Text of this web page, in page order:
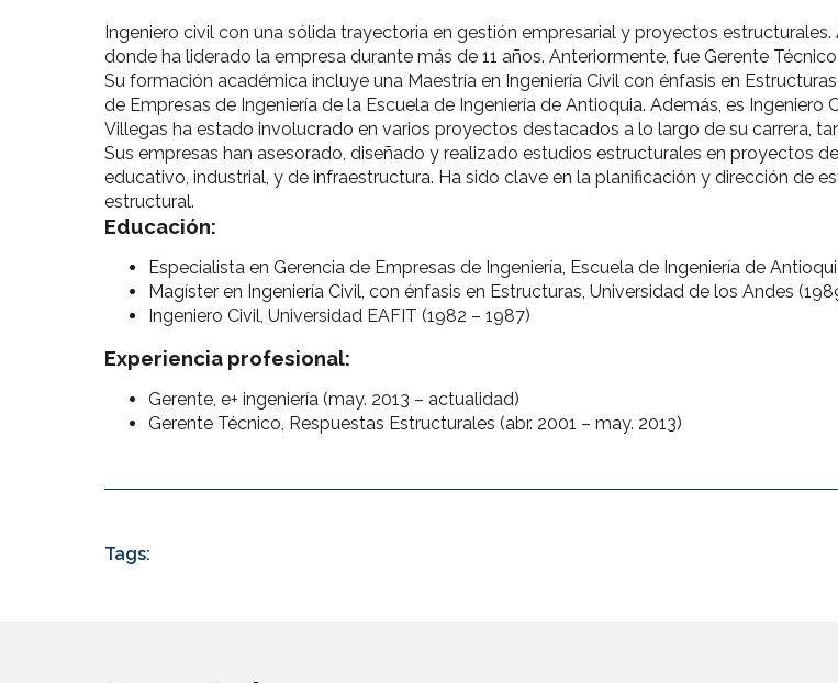
Ingeniero civil con una sólida trayectoria en gestión empresarial y proyectos
donde ha liderado la empresa durante más de 11 años. Anteriormente, fue Gerente
Su formación académica incluye una Maestría en Ingeniería Civil con énfasis en
de Empresas de Ingeniería de la Escuela de Ingeniería de Antioquia. Además, es Ingeniero
Villegas ha estado involucrado en varios proyectos destacados a lo largo de su carrera,
Sus empresas han asesorado, diseñado y realizado estudios estructurales en proyectos
educativo, industrial, y de infraestructura. Ha sido clave en la planificación y dirección de
estructural.
Educación:
Especialista en Gerencia de Empresas de Ingeniería, Escuela de Ingeniería de
Magíster en Ingeniería Civil, con énfasis en Estructuras, Universidad de los Andes
Ingeniero Civil, Universidad EAFIT (1982 – 1987)
Experiencia profesional:
Gerente, e+ ingeniería (may. 2013 – actualidad)
Gerente Técnico, Respuestas Estructurales (abr. 2001 – may. 2013)
Tags: